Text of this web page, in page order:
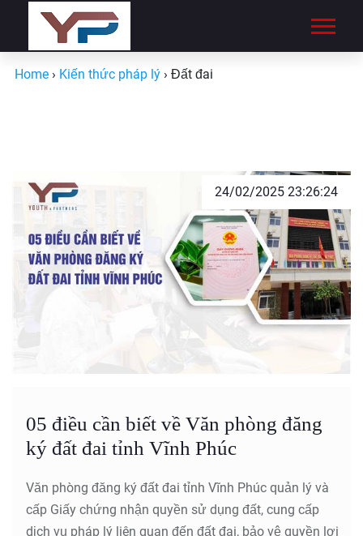
Home › Kiến thức pháp lý › Đất đai
24/02/2025 23:26:24
05 điều cần biết về Văn phòng đăng
ký đất đai tỉnh Vĩnh Phúc
Văn phòng đăng ký đất đai tỉnh Vĩnh Phúc quản lý và
cấp Giấy chứng nhận quyền sử dụng đất, cung cấp
dịch vụ pháp lý liên quan đến đất đai, bảo vệ quyền lợi